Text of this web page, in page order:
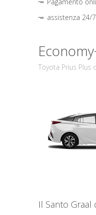
assistenza 24/7
Toyota Prius Plus
Il Santo